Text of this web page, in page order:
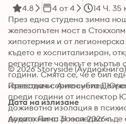
4.8 4 от 4 14 Ч. 35
През една студена зимна
железопътен мост в
хипотермия и от
където е хоспитализиран,
регистрите човекът е мъртъв
години. Смята се, че е бил
известния сериен убиец
преди години от инспектор
доживотна изолация в
докато Лина разследва къде
© 2026 Storyside
Преводачи: Антоанета
Дата на излизане
Аудиокнига: 31 юли 2026 г.